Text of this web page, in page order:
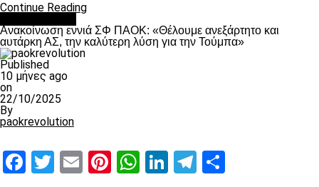
Continue Reading
Ανακοίνωση εννιά ΣΦ ΠΑΟΚ: «Θέλουμε ανεξάρτητο και
αυτάρκη ΑΣ, την καλύτερη λύση για την Τούμπα»
Published
10 μήνες ago
on
22/10/2025
By
paokrevolution
Facebook
Twitter
EmailPinterest
WhatsApp
LinkedIn
Telegram